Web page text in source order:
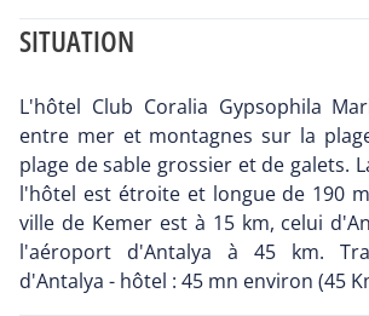
SITUATION
L'hôtel Club Coralia Gypsophila
entre mer et montagnes sur la
plage de sable grossier et de galets.
l'hôtel est étroite et longue de 190
ville de Kemer est à 15 km, celui
l'aéroport d'Antalya à 45 km.
d'Antalya - hôtel : 45 mn environ (45